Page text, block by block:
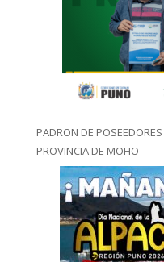
PADRON DE
PROVINCIA DE MOHO